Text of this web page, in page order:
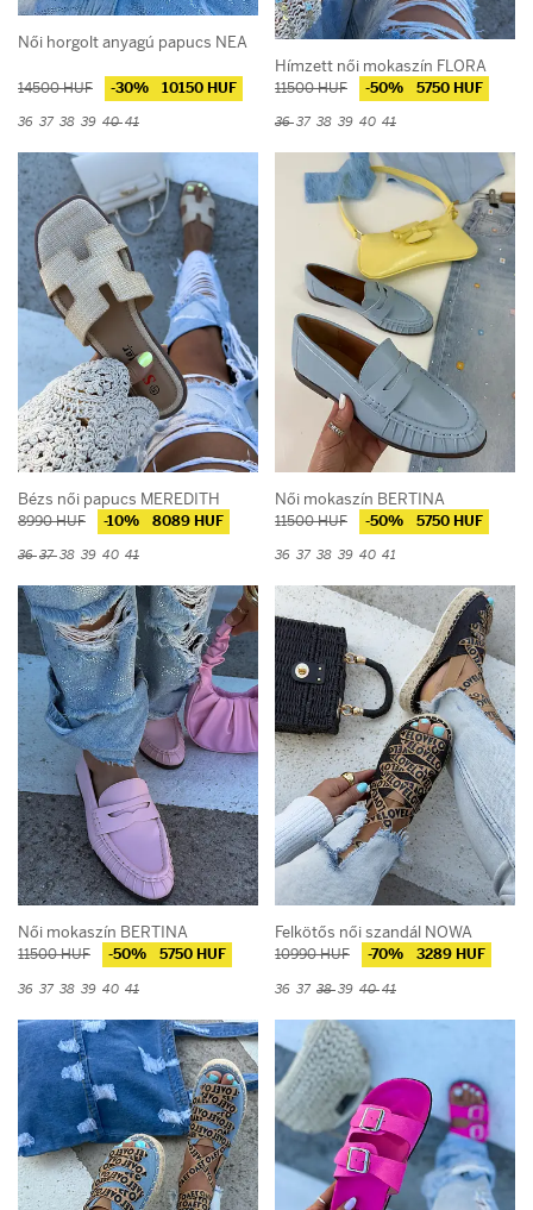
Női horgolt anyagú papucs NEA
14500 HUF -30% 10150 HUF
36 37 38 39 4041
Hímzett női mokaszín FLORA
11500 HUF -50% 5750 HUF
3637 38 39 40 41
Bézs női papucs MEREDITH
8990 HUF -10% 8089 HUF
363738 39 40 41
Női mokaszín BERTINA
11500 HUF -50% 5750 HUF
36 37 38 39 40 41
Női mokaszín BERTINA
11500 HUF -50% 5750 HUF
36 37 38 39 40 41
Felkötős női szandál NOWA
10990 HUF -70% 3289 HUF
36 37 3839 4041